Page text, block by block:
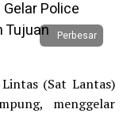
Perbesar
(Sat Lantas)
menggelar